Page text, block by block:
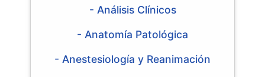
- Análisis Clínicos
- Anatomía Patológica
- Anestesiología y Reanimación